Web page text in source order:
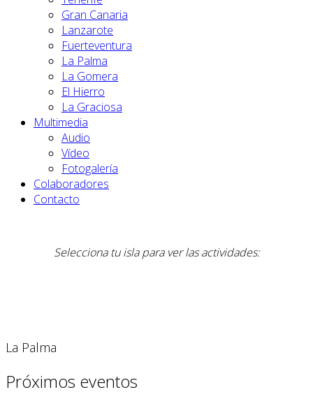
Gran Canaria
Lanzarote
Fuerteventura
La Palma
La Gomera
El Hierro
La Graciosa
Multimedia
Audio
Vídeo
Fotogalería
Colaboradores
Contacto
Selecciona tu isla para ver las actividades:
La Palma
Próximos eventos